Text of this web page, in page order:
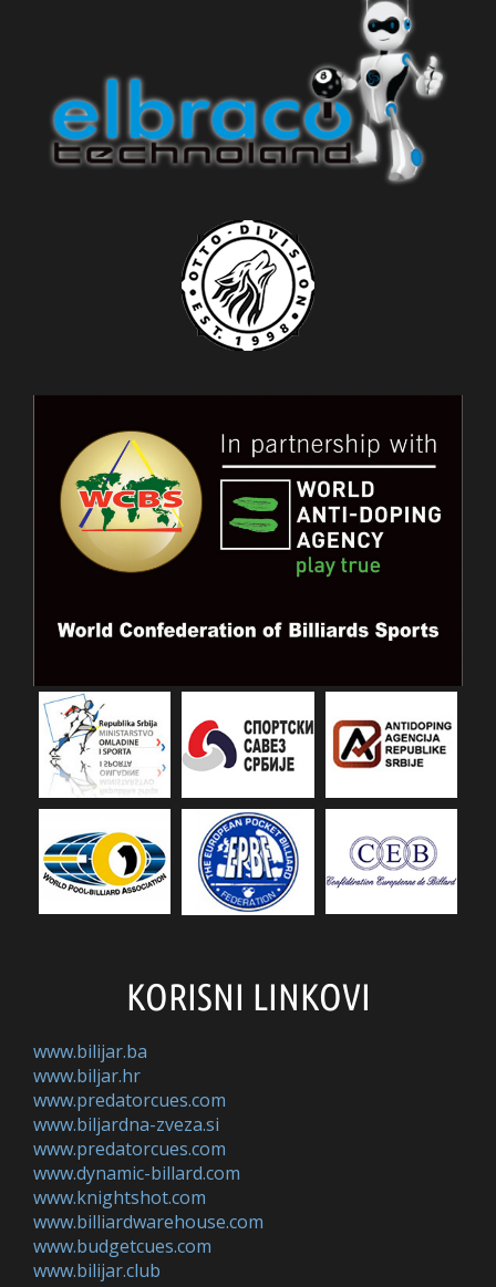
KORISNI LINKOVI
www.bilijar.ba
www.biljar.hr
www.predatorcues.com
www.biljardna-zveza.si
www.predatorcues.com
www.dynamic-billard.com
www.knightshot.com
www.billiardwarehouse.com
www.budgetcues.com
www.bilijar.club